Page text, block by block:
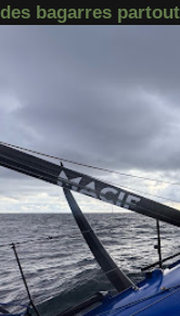
des bagarres